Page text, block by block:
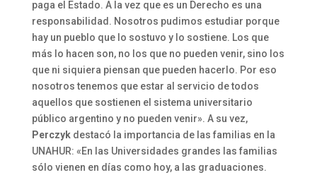
paga el Estado. A la vez que es un Derecho es una
responsabilidad. Nosotros pudimos estudiar porque
hay un pueblo que lo sostuvo y lo sostiene. Los que
más lo hacen son, no los que no pueden venir, sino los
que ni siquiera piensan que pueden hacerlo. Por eso
nosotros tenemos que estar al servicio de todos
aquellos que sostienen el sistema universitario
público argentino y no pueden venir». A su vez,
Perczykdestacó la importancia de las familias en la
UNAHUR: «En las Universidades grandes las familias
sólo vienen en días como hoy, a las graduaciones.